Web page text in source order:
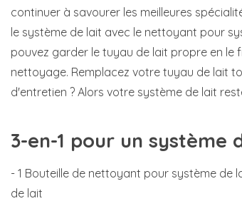
continuer à savourer les meilleures
le système de lait avec le nettoyant pour
pouvez garder le tuyau de lait propre en
nettoyage. Remplacez votre tuyau de lait
d'entretien ? Alors votre système de lait
3-en-1 pour un système
- 1 Bouteille de nettoyant pour système de
de lait